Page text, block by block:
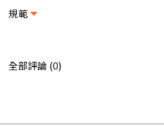
規範
全部評論 (0)